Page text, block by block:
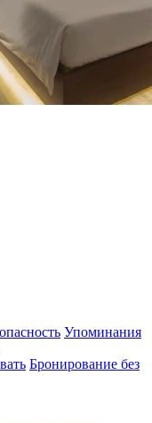
Упоминания
Бронирование без